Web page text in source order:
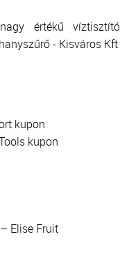
értékű víztisztító
- Kisváros Kft
kupon
kupon
Elise Fruit